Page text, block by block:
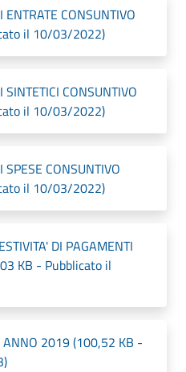
CONSUNTIVO
il 10/03/2022)
CONSUNTIVO
il 10/03/2022)
CONSUNTIVO
il 10/03/2022)
DI PAGAMENTI
KB - Pubblicato il
ANNO 2019 (100,52 KB -